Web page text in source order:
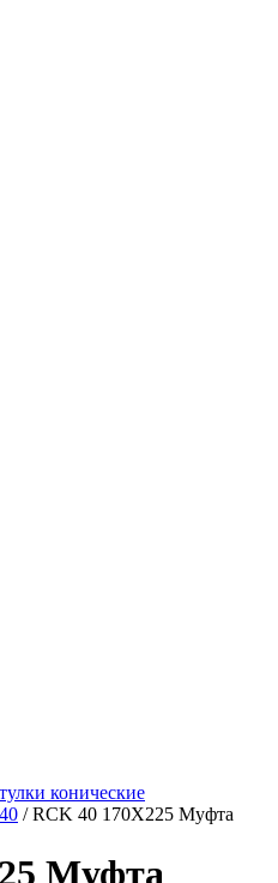
конические
/ RCK 40 170X225 Муфта
Муфта